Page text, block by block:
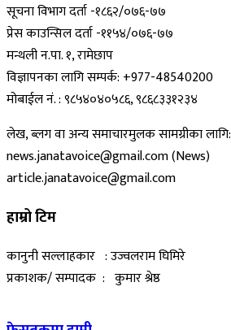
सूचना विभाग दर्ता -१८६२/०७६-७७
प्रेस काउन्सिल दर्ता -११५४/०७६-७७
मन्थली न.पा. १, रामेछाप
विज्ञापनका लागि सम्पर्क: +977-48540200
मोबाईल नं. : ९८५४०४०५८६, ९८६८३३१२३४
लेख, ब्लग वा अन्य समाचारमुलक सामग्रीका लागि:
news.janatavoice@gmail.com (News)
article.janatavoice@gmail.com
हाम्रो टिम
कानुनी सल्लाहकार : उज्वलराम घिमिरे
प्रकाशक/ सम्पादक : कुमार श्रेष्ठ